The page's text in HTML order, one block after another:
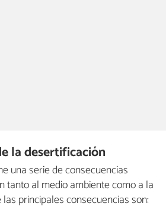
la desertificación
una serie de consecuencias
tanto al medio ambiente como a la
principales consecuencias son: